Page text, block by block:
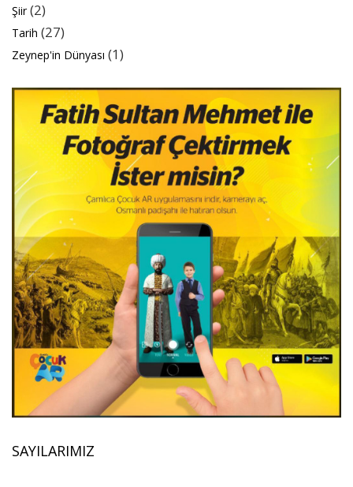
Şiir(2)
Tarih (27)
Zeynep'in Dünyası (1)
SAYILARIMIZ